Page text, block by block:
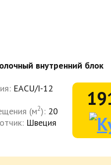
внутренний блок
EACU/I-12
(м2): 20
Швеция